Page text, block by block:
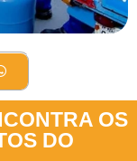
OS
DO